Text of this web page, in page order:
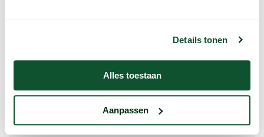
Details tonen
Alles toestaan
Aanpassen
bananenplakjes en de helft van de
Schep de rest van de chia pudding
banaan en Toasted Muesli.